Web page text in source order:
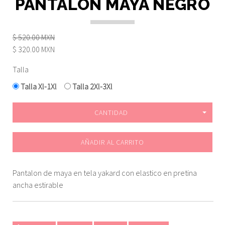
PANTALON MAYA NEGRO
$ 520.00 MXN
$ 320.00 MXN
Talla
Talla Xl-1Xl
Talla 2Xl-3Xl
CANTIDAD
AÑADIR AL CARRITO
Pantalon de maya en tela yakard con elastico en pretina
ancha estirable